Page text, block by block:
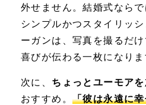
外せません。結婚式ならで
シンプルかつスタイリッ
ーガンは、写真を撮るだ
喜びが伝わる一枚になりま
次に、 ちょっとユーモア
おすすめ。 「彼は永遠に